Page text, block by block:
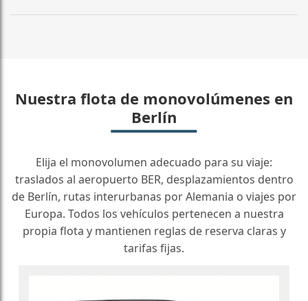
Nuestra flota de monovolúmenes en
Berlín
Elija el monovolumen adecuado para su viaje:
traslados al aeropuerto BER, desplazamientos dentro
de Berlín, rutas interurbanas por Alemania o viajes por
Europa. Todos los vehículos pertenecen a nuestra
propia flota y mantienen reglas de reserva claras y
tarifas fijas.